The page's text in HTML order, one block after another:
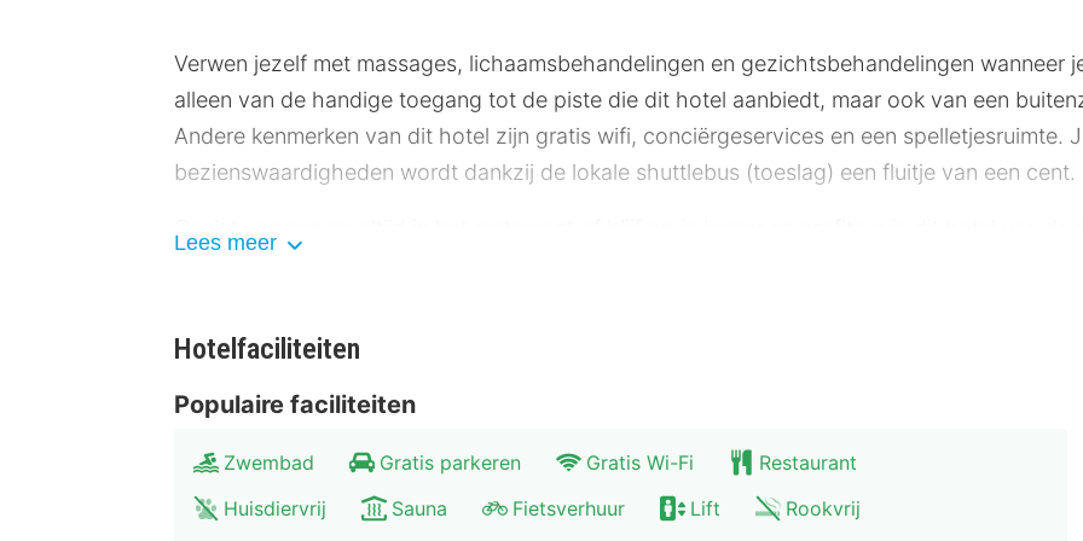
Verwen jezelf met massages, lichaamsbehandelingen en gezichtsbehandelingen wanneer
alleen van de handige toegang tot de piste die dit hotel aanbiedt, maar ook van een
Andere kenmerken van dit hotel zijn gratis wifi, conciërgeservices en een spelletjesruimte.
bezienswaardigheden wordt dankzij de lokale shuttlebus (toeslag) een fluitje van een cent.
Hotelstars Union kent in Oostenrijk een officiële sterrenclassificatie toe. Deze
Enkele van de voorzieningen zijn een stomerij/wasserijservice, meertalig personeel en een
betaling gebruikmaken van een shuttleservice van/naar de luchthaven en ter plaatse heb
Lees meer
Hotelfaciliteiten
Populaire faciliteiten
Zwembad Gratis parkeren Gratis Wi-Fi
Restaurant
Huisdiervrij
Sauna Fietsverhuur Lift
Rookvrij